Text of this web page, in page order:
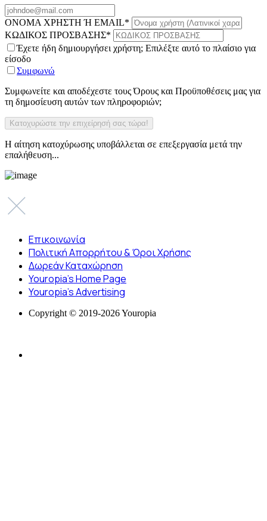
ΟΝΟΜΑ ΧΡΗΣΤΗ Ή EMAIL*
ΚΩΔΙΚΟΣ ΠΡΟΣΒΑΣΗΣ*
Έχετε ήδη δημιουργήσει χρήστη; Επιλέξτε αυτό το πλαίσιο για
είσοδο
Συμφωνώ
Συμφωνείτε και αποδέχεστε τους Όρους και Προϋποθέσεις μας για
τη δημοσίευση αυτών των πληροφοριών;
Η αίτηση κατοχύρωσης υποβάλλεται σε επεξεργασία μετά την
επαλήθευση...
Επικοινωνία
Πολιτική Απορρήτου & Όροι Χρήσης
Δωρεάν Καταχώρηση
Youropia’s Home Page
Youropia’s Advertising
Copyright © 2019-2026 Youropia